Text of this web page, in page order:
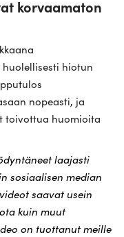
korvaamaton
hiotun
nopeasti, ja
toivottua huomioita
laajasti
sosiaalisen median
saavat usein
kuin muut
on tuottanut meille